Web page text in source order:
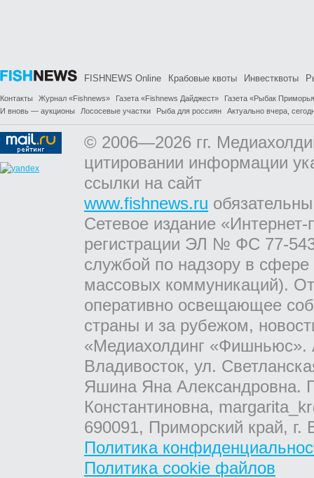
FISHNEWS Online Крабовые квоты Инвестквоты
Контакты Журнал «Fishnews» Газета «Fishnews Дайджест»
Газета «Рыбак
И вновь — аукционы
Лососевые участки Рыба для россиян Актуально вчера,
© 2006—2026 гг.
цитировании информации
ссылки на сайт
www.fishnews.ru
Сетевое издание
регистрации ЭЛ № ФС 77-
службой по надзору в
массовых коммуникаций).
оперативно освещающее
страны и за рубежом,
«Медиахолдинг «Фишньюс».
Владивосток, ул.
Яшина Яна Александровна.
Константиновна,
690091, Приморский край,
Политика
Политика cookie файлов